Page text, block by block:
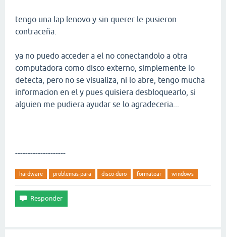
tengo una lap lenovo y sin querer le pusieron
contraceña.
ya no puedo acceder a el no conectandolo a otra
computadora como disco externo, simplemente lo
detecta, pero no se visualiza, ni lo abre, tengo mucha
informacion en el y pues quisiera desbloquearlo, si
alguien me pudiera ayudar se lo agradeceria...
--------------------
hardware problemas-para disco-duro formatear windows